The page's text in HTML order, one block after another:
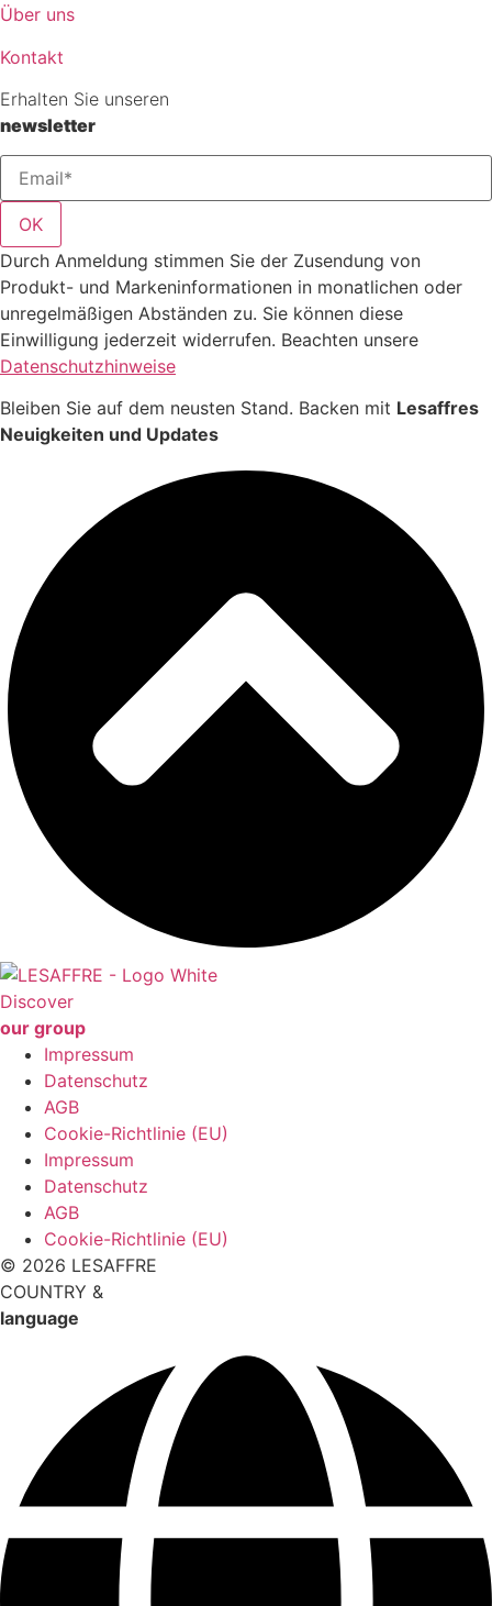
Über uns
Kontakt
Erhalten Sie unseren
newsletter
OK
Durch Anmeldung stimmen Sie der Zusendung von
Produkt- und Markeninformationen in monatlichen oder
unregelmäßigen Abständen zu. Sie können diese
Einwilligung jederzeit widerrufen. Beachten unsere
Datenschutzhinweise
Bleiben Sie auf dem neusten Stand. Backen mit Lesaffres
Neuigkeiten und Updates
Discover
our group
Impressum
Datenschutz
AGB
Cookie-Richtlinie (EU)
Impressum
Datenschutz
AGB
Cookie-Richtlinie (EU)
© 2026 LESAFFRE
COUNTRY &
language